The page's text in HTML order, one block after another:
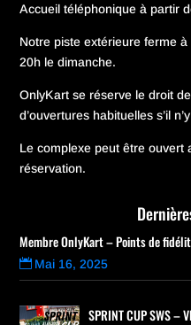
Accueil téléphonique à partir
Notre piste extérieure ferme
20h le dimanche.
OnlyKart se réserve le droit
d’ouvertures habituelles s’il
Le complexe peut être ouvert
réservation.
Membre OnlyKart – Points de
Mai 16, 2025
SPRINT CUP SWS –